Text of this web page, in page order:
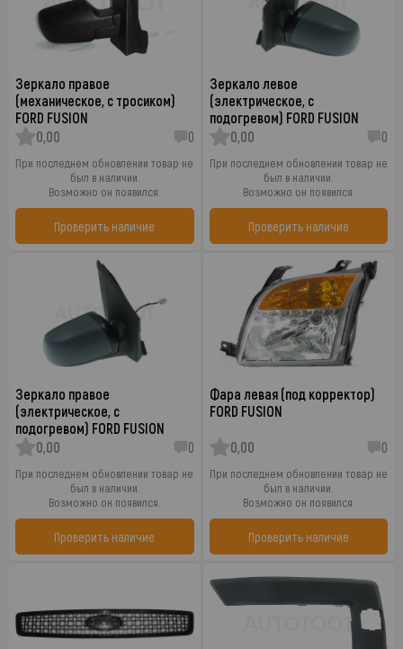
Зеркало правое
(механическое, с тросиком)
FORD FUSION
0,00
0
При последнем обновлении товар не
был в наличии.
Возможно он появился.
Проверить наличие
Зеркало левое
(электрическое, с
подогревом) FORD FUSION
0,00
0
При последнем обновлении товар не
был в наличии.
Возможно он появился.
Проверить наличие
Зеркало правое
(электрическое, с
подогревом) FORD FUSION
0,00
0
При последнем обновлении товар не
был в наличии.
Возможно он появился.
Проверить наличие
Фара левая (под корректор)
FORD FUSION
0,00 0
При последнем обновлении товар не
был в наличии.
Возможно он появился.
Проверить наличие